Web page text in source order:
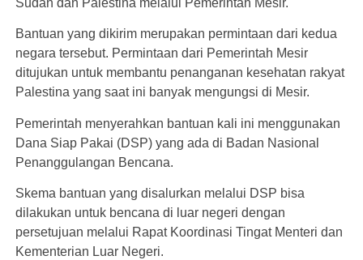
Sudan dan Palestina melalui Pemerintah Mesir.
Bantuan yang dikirim merupakan permintaan dari kedua
negara tersebut. Permintaan dari Pemerintah Mesir
ditujukan untuk membantu penanganan kesehatan rakyat
Palestina yang saat ini banyak mengungsi di Mesir.
Pemerintah menyerahkan bantuan kali ini menggunakan
Dana Siap Pakai (DSP) yang ada di Badan Nasional
Penanggulangan Bencana.
Skema bantuan yang disalurkan melalui DSP bisa
dilakukan untuk bencana di luar negeri dengan
persetujuan melalui Rapat Koordinasi Tingat Menteri dan
Kementerian Luar Negeri.